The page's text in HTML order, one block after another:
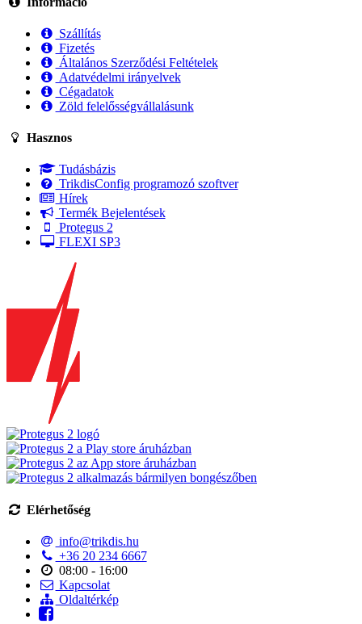
Szállítás
Fizetés
Általános Szerződési Feltételek
Adatvédelmi irányelvek
Cégadatok
Zöld felelősségvállalásunk
Hasznos
Tudásbázis
TrikdisConfig programozó szoftver
Hírek
Termék Bejelentések
Protegus 2
FLEXI SP3
Elérhetőség
info@trikdis.hu
+36 20 234 6667
08:00 - 16:00
Kapcsolat
Oldaltérkép